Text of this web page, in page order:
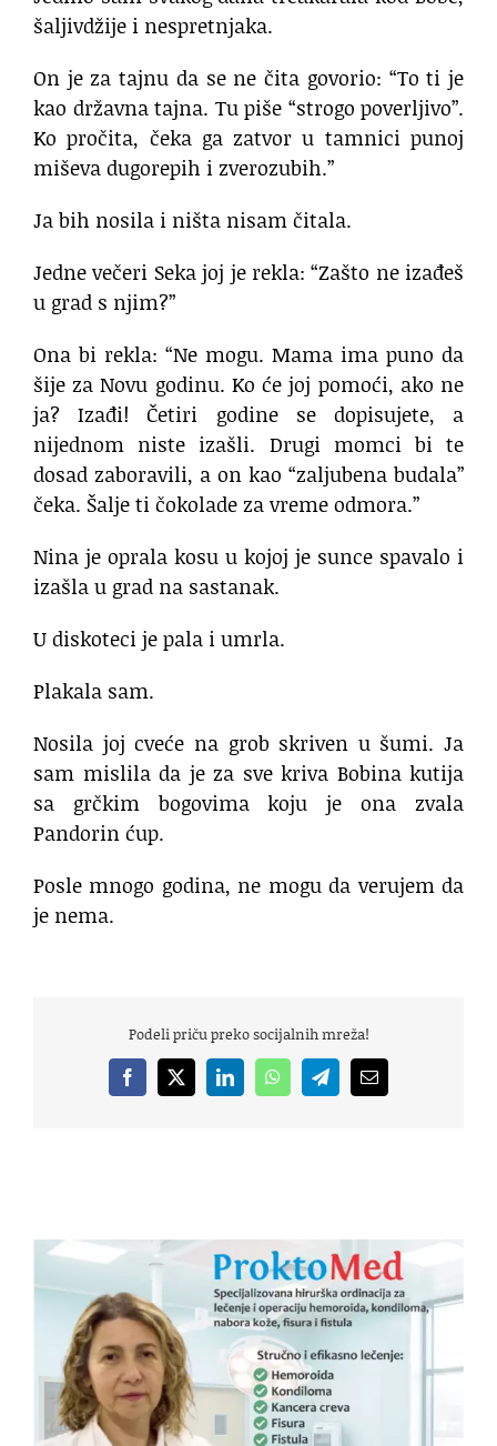
šaljivdžije i nespretnjaka.
On je za tajnu da se ne čita govorio: “To ti je
kao državna tajna. Tu piše “strogo poverljivo”.
Ko pročita, čeka ga zatvor u tamnici punoj
miševa dugorepih i zverozubih.”
Ja bih nosila i ništa nisam čitala.
Jedne večeri Seka joj je rekla: “Zašto ne izađeš
u grad s njim?”
Ona bi rekla: “Ne mogu. Mama ima puno da
šije za Novu godinu. Ko će joj pomoći, ako ne
ja? Izađi! Četiri godine se dopisujete, a
nijednom niste izašli. Drugi momci bi te
dosad zaboravili, a on kao “zaljubena budala”
čeka. Šalje ti čokolade za vreme odmora.”
Nina je oprala kosu u kojoj je sunce spavalo i
izašla u grad na sastanak.
U diskoteci je pala i umrla.
Plakala sam.
Nosila joj cveće na grob skriven u šumi. Ja
sam mislila da je za sve kriva Bobina kutija
sa grčkim bogovima koju je ona zvala
Pandorin ćup.
Posle mnogo godina, ne mogu da verujem da
je nema.
Podeli priču preko socijalnih mreža!
Facebook
X LinkedInWhatsAppTelegramEmail